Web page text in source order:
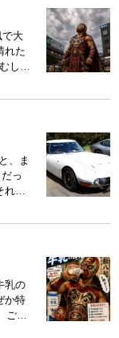
おり
そ
みで
、ま
ず
仕
だっ